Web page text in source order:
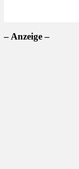
– Anzeige –